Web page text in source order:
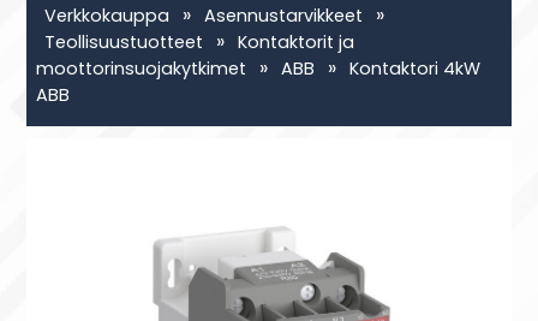
Verkkokauppa » Asennustarvikkeet »
Teollisuustuotteet » Kontaktorit ja
moottorinsuojakytkimet
» ABB » Kontaktori 4kW
ABB